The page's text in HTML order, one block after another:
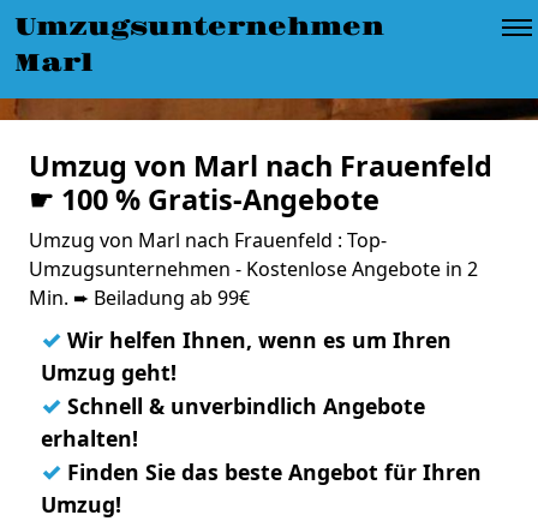
Umzugsunternehmen
Marl
Umzug von Marl nach Frauenfeld
☛ 100 % Gratis-Angebote
Umzug von Marl nach Frauenfeld : Top-
Umzugsunternehmen - Kostenlose Angebote in 2
Min. ➨ Beiladung ab 99€
✓ Wir helfen Ihnen, wenn es um Ihren
Umzug geht!
✓ Schnell & unverbindlich Angebote
erhalten!
✓ Finden Sie das beste Angebot für Ihren
Umzug!